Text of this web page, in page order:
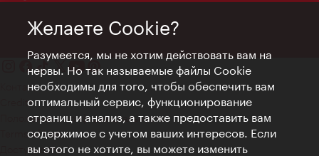
Контакт
Credits
Положение о конфиденциальности
Terms of Use
Доступность
Желаете Cookie?
Разумеется, мы не хотим действовать вам на
нервы. Но так называемые файлы Cookie
необходимы для того, чтобы обеспечить вам
оптимальный сервис, функционирование
страниц и анализ, а также предоставить вам
содержимое с учетом ваших интересов. Если
вы этого не хотите, вы можете изменить